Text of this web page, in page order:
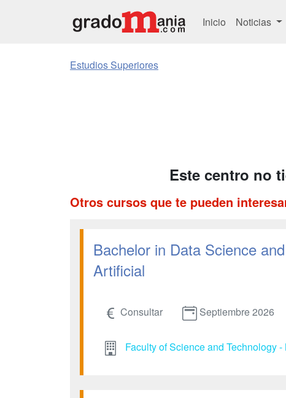
Inicio Noticias
Estudios Superiores
Este centro no
Otros cursos que te pueden
Bachelor in Data Science
Artificial
Consultar Septiembre 2026
Faculty of Science and Technology